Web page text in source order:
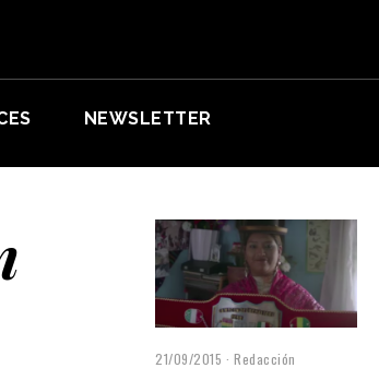
NEWSLETTER
21/09/2015 Redacción